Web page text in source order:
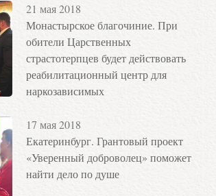
21 мая 2018
Монастырское благочиние. При
обители Царственных
страстотерпцев будет действовать
реабилитационный центр для
наркозависимых
17 мая 2018
Екатеринбург. Грантовый проект
«Уверенный доброволец» поможет
найти дело по душе